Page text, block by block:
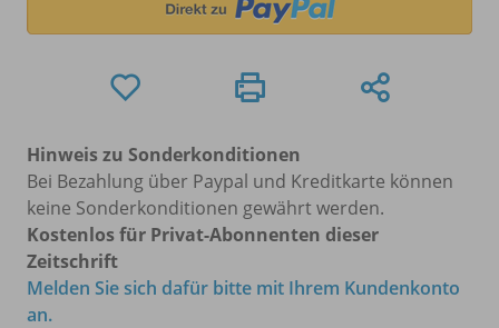
Hinweis zu Sonderkonditionen
Bei Bezahlung über Paypal und Kreditkarte können
keine Sonderkonditionen gewährt werden.
Kostenlos für Privat-Abonnenten dieser
Zeitschrift
Melden Sie sich dafür bitte mit Ihrem Kundenkonto
an.